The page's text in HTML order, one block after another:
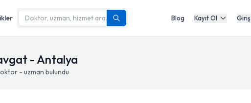
Blog Kayıt Ol
- Antalya
- uzman bulundu